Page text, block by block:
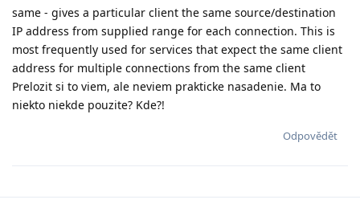
same - gives a particular client the same source/destination
IP address from supplied range for each connection. This is
most frequently used for services that expect the same client
address for multiple connections from the same client
Prelozit si to viem, ale neviem prakticke nasadenie. Ma to
niekto niekde pouzite? Kde?!
Odpovědět